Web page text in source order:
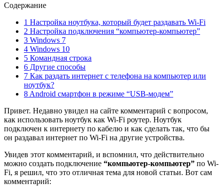
Содержание
1 Настройка ноутбука, который будет раздавать Wi-Fi
2 Настройка подключения “компьютер-компьютер”
3 Windows 7
4 Windows 10
5 Командная строка
6 Другие способы
7 Как раздать интернет с телефона на компьютер или
ноутбук?
8 Android смартфон в режиме “USB-модем”
Привет. Недавно увидел на сайте комментарий с вопросом,
как использовать ноутбук как Wi-Fi роутер. Ноутбук
подключен к интернету по кабелю и как сделать так, что бы
он раздавал интернет по Wi-Fi на другие устройства.
Увидев этот комментарий, и вспомнил, что действительно
можно создать подключение “компьютер-компьютер” по Wi-
Fi, я решил, что это отличная тема для новой статьи. Вот сам
комментарий: